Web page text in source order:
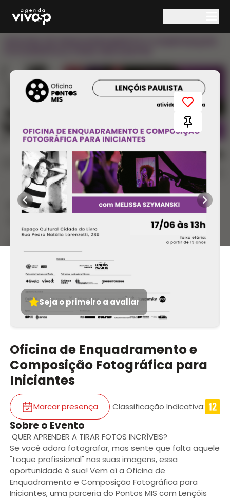
Seja o primeiro a avaliar
Oficina de Enquadramento e
Composição Fotográfica para
Iniciantes
Marcar presença Classificação Indicativa:
Sobre o Evento
QUER APRENDER A TIRAR FOTOS INCRÍVEIS?
Se você adora fotografar, mas sente que falta aquele
"toque profissional" nas suas imagens, essa
oportunidade é sua! Vem aí a Oficina de
Enquadramento e Composição Fotográfica para
Iniciantes, uma parceria do Pontos MIS com Lençóis